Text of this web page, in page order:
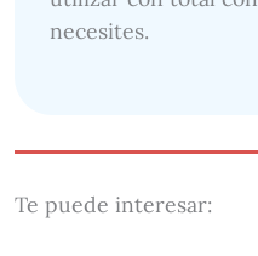
necesites.
Te puede interesar: